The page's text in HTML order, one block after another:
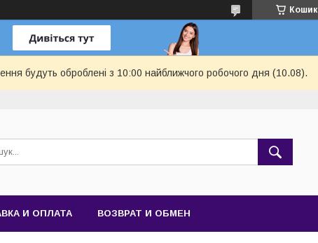
Кошик
будуть оброблені з 10:00 найближчого робочого дня (10.08).
И ОПЛАТА ВОЗВРАТ И ОБМЕН